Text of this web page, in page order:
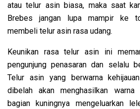
atau telur asin biasa, maka saat
Brebes jangan lupa mampir ke
membeli telur asin rasa udang.
Keunikan rasa telur asin ini
pengunjung penasaran dan selalu
Telur asin yang berwarna
dibelah akan menghasilkan
bagian kuningnya mengeluarkan